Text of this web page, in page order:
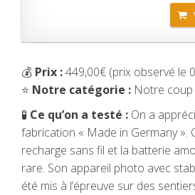
💰 Prix :449,00€ (prix observé le
⭐ Notre catégorie : Notre
🧪 Ce qu’on a testé : On a
fabrication « Made in Germany ».
recharge sans fil et la batterie
rare. Son appareil photo avec
été mis à l’épreuve sur des